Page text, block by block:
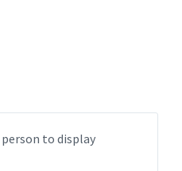
person to display